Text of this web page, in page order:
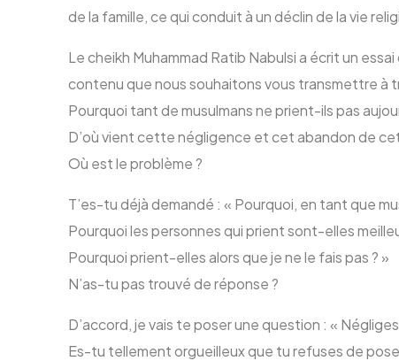
de la famille, ce qui conduit à un déclin de la vie
Le cheikh Muhammad Ratib Nabulsi a écrit un
contenu que nous souhaitons vous transmettre à
Pourquoi tant de musulmans ne prient-ils pas
D’où vient cette négligence et cet abandon de
Où est le problème ?
T’es-tu déjà demandé : « Pourquoi, en tant que
Pourquoi les personnes qui prient sont-elles
Pourquoi prient-elles alors que je ne le fais pas ? »
N’as-tu pas trouvé de réponse ?
D’accord, je vais te poser une question : «
Es-tu tellement orgueilleux que tu refuses de